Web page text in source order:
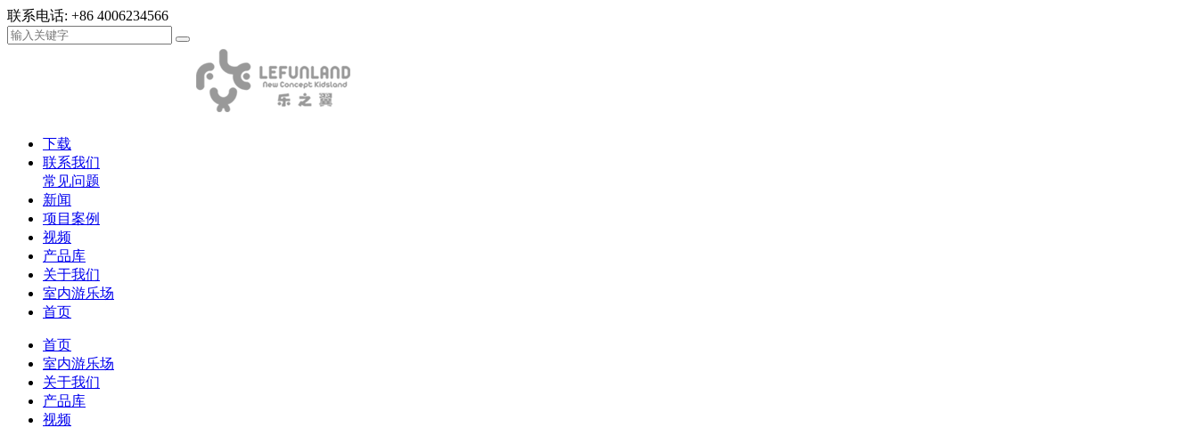
联系电话: +86 4006234566
下载
联系我们
常见问题
新闻
项目案例
视频
产品库
关于我们
室内游乐场
首页
首页
室内游乐场
关于我们
产品库
视频